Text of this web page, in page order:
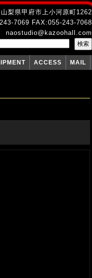
梨県甲府市上小河原町1262
7069 FAX:055-243-7068
naostudio@kazoohall.com
ACCESS MAIL